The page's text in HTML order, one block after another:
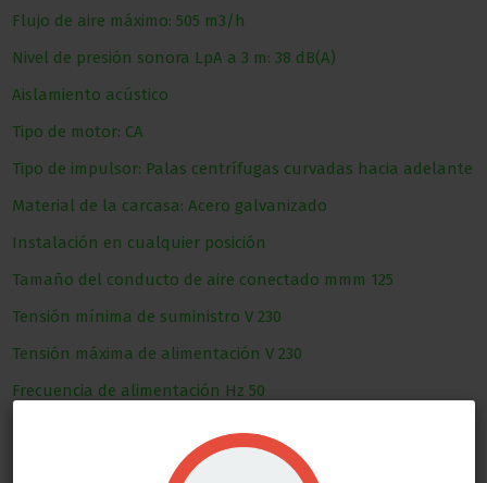
Flujo de aire máximo: 505 m3/h
Nivel de presión sonora LpA a 3 m: 38 dB(A)
Aislamiento acústico
Tipo de motor: CA
Tipo de impulsor: Palas centrífugas curvadas hacia adelante
Material de la carcasa: Acero galvanizado
Instalación en cualquier posición
Tamaño del conducto de aire conectado mmm 125
Tensión mínima de suministro V 230
Tensión máxima de alimentación V 230
Frecuencia de alimentación Hz 50